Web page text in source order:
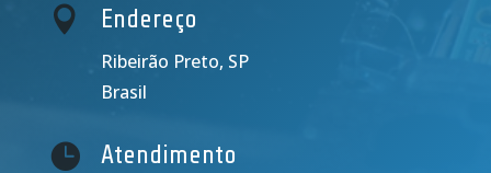
 Endereço
Ribeirão Preto, SP
Brasil
 Atendimento